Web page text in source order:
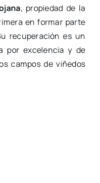
, propiedad de la
en formar parte
recuperación es un
por excelencia y de
campos de viñedos